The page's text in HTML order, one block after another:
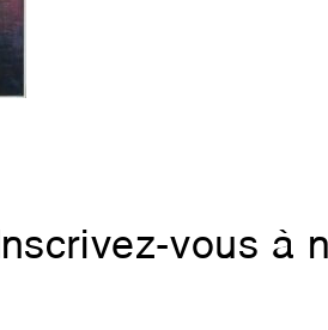
Inscrivez-vous à